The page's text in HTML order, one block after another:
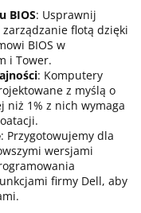
BIOS: Usprawnij
flotą dzięki
BIOS w
i Tower.
: Komputery
z myślą o
niż 1% z nich wymaga
: Przygotowujemy dla
wersjami
firmy Dell, aby